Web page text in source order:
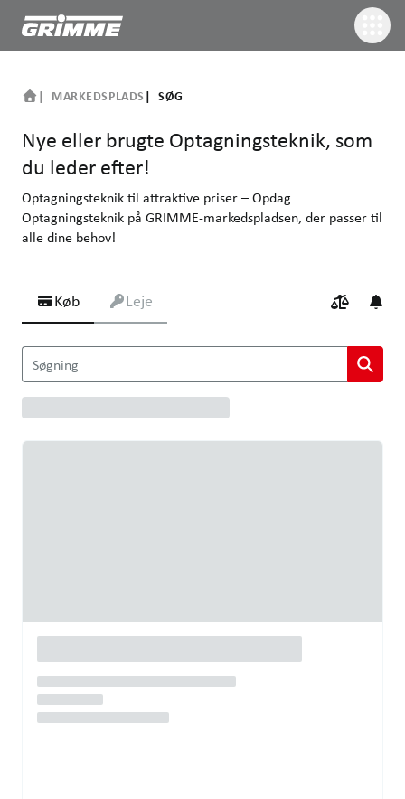
MARKEDSPLADS SØG
Nye eller brugte Optagningsteknik, som
du leder efter!
Optagningsteknik til attraktive priser – Opdag
Optagningsteknik på GRIMME-markedspladsen, der passer til
alle dine behov!
Køb Leje
Optagningsteknik til attraktive priser – Opdag
Søgning